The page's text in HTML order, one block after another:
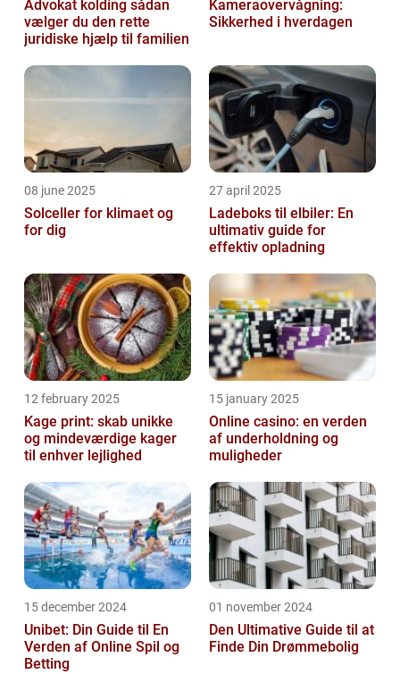
Advokat kolding sådan
vælger du den rette
juridiske hjælp til familien
Kameraovervågning:
Sikkerhed i hverdagen
08 june 2025
Solceller for klimaet og
for dig
27 april 2025
Ladeboks til elbiler: En
ultimativ guide for
effektiv opladning
12 february 2025
Kage print: skab unikke
og mindeværdige kager
til enhver lejlighed
15 january 2025
Online casino: en verden
af underholdning og
muligheder
15 december 2024
Unibet: Din Guide til En
Verden af Online Spil og
Betting
01 november 2024
Den Ultimative Guide til at
Finde Din Drømmebolig